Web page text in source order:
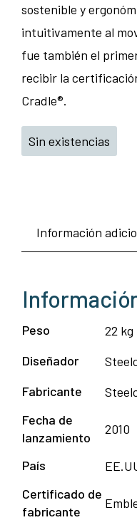
sostenible y
intuitivamente al
fue también el
recibir la
Cradle®.
Sin existencias
Información
Peso
22 kg
Diseñador
Fabricante
Fecha de
lanzamiento
2010
País
Certificado de
fabricante